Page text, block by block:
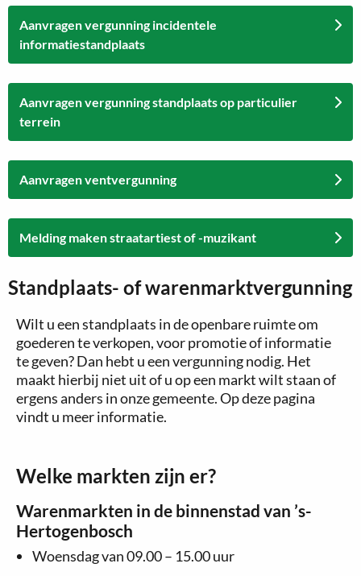
Aanvragen vergunning incidentele
informatiestandplaats
Aanvragen vergunning standplaats op particulier
terrein
Aanvragen ventvergunning
Melding maken straatartiest of -muzikant
Standplaats- of warenmarktvergunning
Wilt u een standplaats in de openbare ruimte om
goederen te verkopen, voor promotie of informatie
te geven? Dan hebt u een vergunning nodig. Het
maakt hierbij niet uit of u op een markt wilt staan of
ergens anders in onze gemeente. Op deze pagina
vindt u meer informatie.
Welke markten zijn er?
Warenmarkten in de binnenstad van ’s-
Hertogenbosch
Woensdag van 09.00 – 15.00 uur